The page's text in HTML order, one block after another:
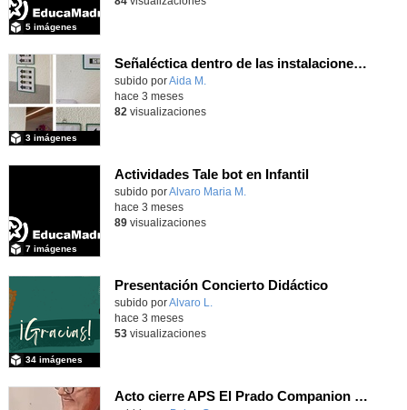
5 imágenes
Señaléctica dentro de las instalaciones del centro ordinario
Contenido educativo.
subido porAida M.
3 imágenes
hace 3 meses
82 visualizaciones
Actividades Tale bot en Infantil
subido porAlvaro Maria M.
7 imágenes
hace 3 meses
89visualizaciones
Presentación Concierto Didáctico
Contenido educativo.
subido porAlvaro L.
34 imágenes
hace 3 meses
53visualizaciones
Acto cierre APS El Prado Companion - Galería de imágenes